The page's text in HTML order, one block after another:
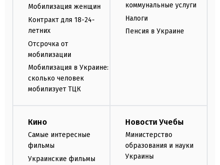
Мобилизация женщин
Контракт для 18-24-
летних
Отсрочка от
мобилизации
Мобилизация в Украине:
сколько человек
мобилизует ТЦК
коммунальные услуги
Налоги
Пенсия в Украине
Кино
Самые интересные
фильмы
Украинские фильмы
Новости Учебы
Министерство
образования и науки
Украины